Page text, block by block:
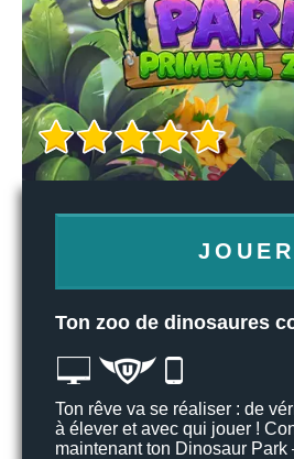
JOUER
Ton zoo de dinosaures
Ton rêve va se réaliser : de
à élever et avec qui jouer !
maintenant ton Dinosaur Park